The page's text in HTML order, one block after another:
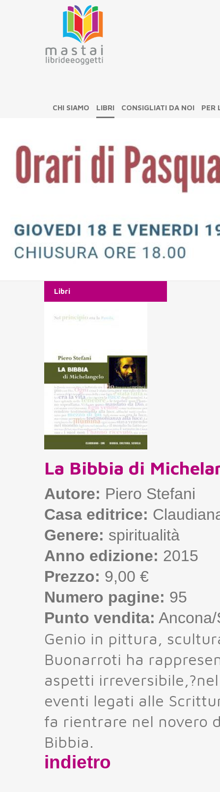
CHI SIAMO LIBRI CONSIGLIATI DA NOI PER
Libri
La Bibbia di
Autore: Piero Stefani
Casa editrice:
Genere: spiritualità
Anno edizione: 2015
Prezzo: 9,00 €
Numero pagine: 95
Punto vendita:
Genio in pittura,
Buonarroti ha
aspetti
eventi legati alle
fa rientrare nel novero
Bibbia.
indietro